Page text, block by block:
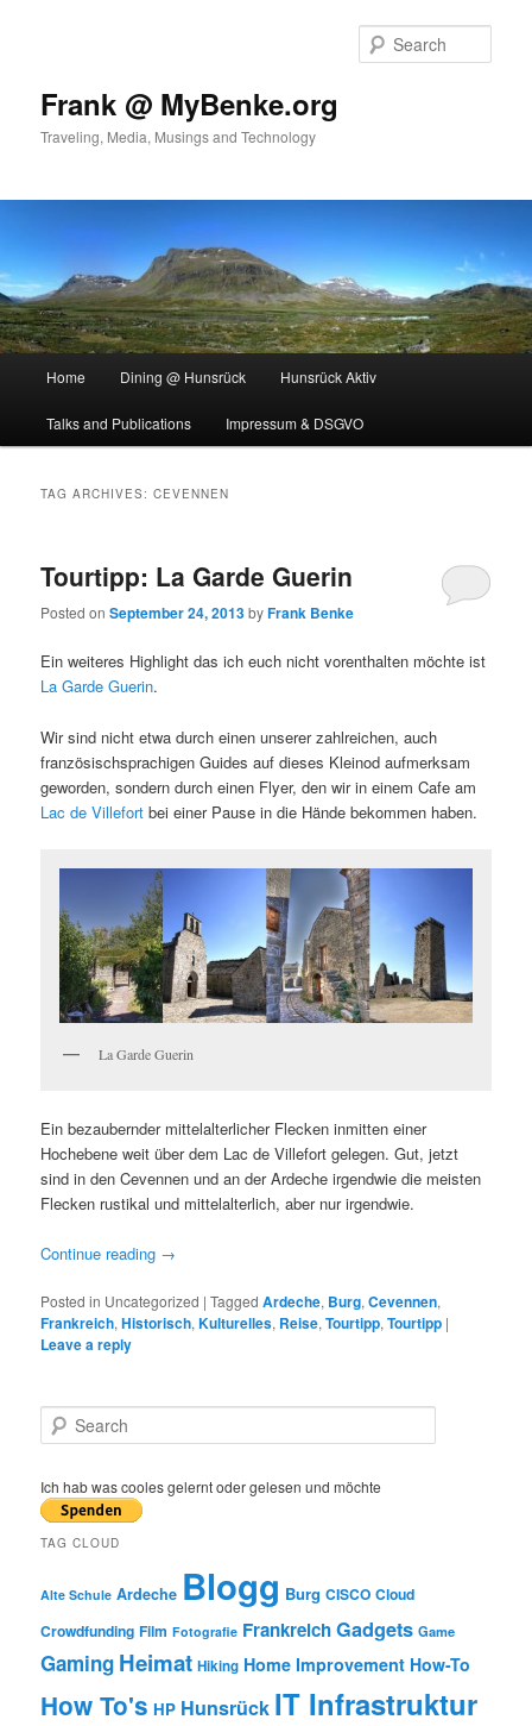
Frank @ MyBenke.org
Traveling, Media, Musings and Technology
Home Dining @ Hunsrück Hunsrück Aktiv
Talks and Publications Impressum & DSGVO
TAG ARCHIVES:CEVENNEN
Tourtipp: La Garde Guerin
Posted onSeptember 24, 2013byFrank Benke
Ein weiteres Highlight das ich euch nicht vorenthalten möchte ist
La Garde Guerin.
Wir sind nicht etwa durch einen unserer zahlreichen, auch
französischsprachigen Guides auf dieses Kleinod aufmerksam
geworden, sondern durch einen Flyer, den wir in einem Cafe am
Lac de Villefort bei einer Pause in die Hände bekommen haben.
La Garde Guerin
Ein bezaubernder mittelalterlicher Flecken inmitten einer
Hochebene weit über dem Lac de Villefort gelegen. Gut, jetzt
sind in den Cevennen und an der Ardeche irgendwie die meisten
Flecken rustikal und mittelalterlich, aber nur irgendwie.
Continue reading →
Posted in Uncategorized |Tagged Ardeche, Burg,Cevennen,
Frankreich,Historisch,Kulturelles, Reise,Tourtipp,Tourtipp |
Leave a reply
e
r
c
Ich hab was cooles gelernt oder gelesen und möchte
TAG CLOUD
Alte Schule Ardeche Blogg Burg CISCO Cloud
Crowdfunding Film Fotografie FrankreichGadgets Game
Gaming Heimat Hiking Home Improvement How-To
How To's HP Hunsrück IT Infrastruktur